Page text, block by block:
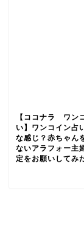
【ココナラ ワン
い】ワンコイン占
な感じ？赤ちゃん
ないアラフォー主
定をお願いしてみ